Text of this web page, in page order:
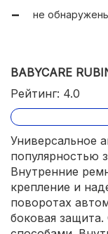
не
BABYCARE
Рейтинг: 4.0
Универсальное
популярностью
Внутренние
крепление и
поворотах
боковая